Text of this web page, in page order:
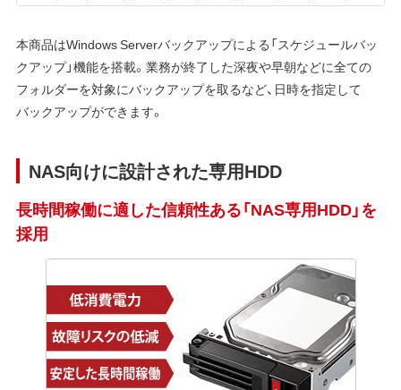
本商品はWindows Serverバックアップによる「スケジュールバッ
クアップ」機能を搭載。業務が終了した深夜や早朝などに全ての
フォルダーを対象にバックアップを取るなど、日時を指定して
バックアップができます。
NAS向けに設計された専用HDD
長時間稼働に適した信頼性ある「NAS専用HDD」を
採用